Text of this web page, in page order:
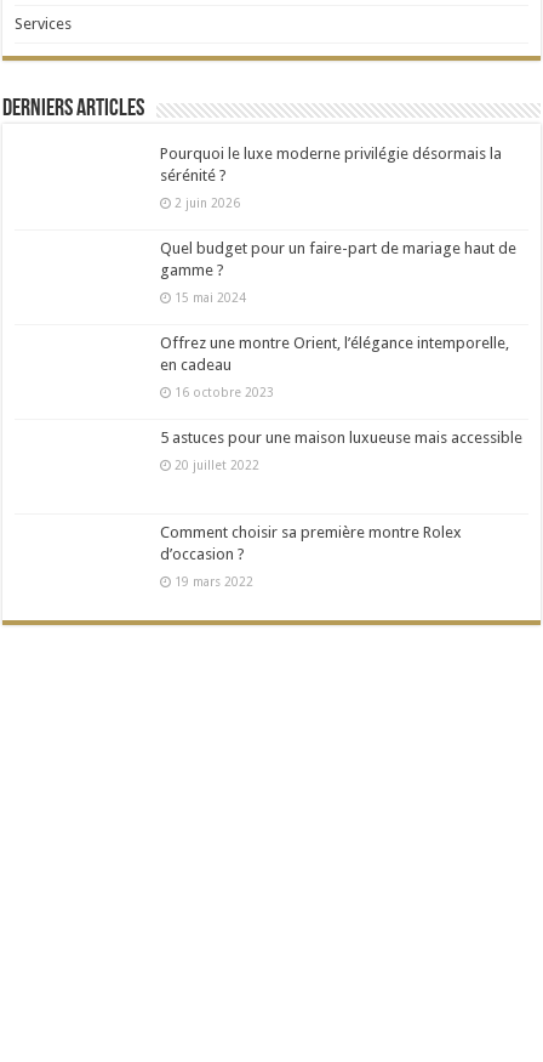
Services
Derniers articles
Pourquoi le luxe moderne privilégie désormais la
sérénité ?
2 juin 2026
Quel budget pour un faire-part de mariage haut de
gamme ?
15 mai 2024
Offrez une montre Orient, l’élégance intemporelle,
en cadeau
16 octobre 2023
5 astuces pour une maison luxueuse mais accessible
20 juillet 2022
Comment choisir sa première montre Rolex
d’occasion ?
19 mars 2022